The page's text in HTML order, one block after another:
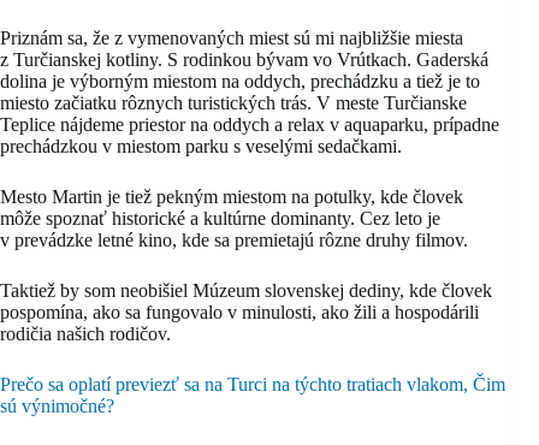
Priznám sa, že z vymenovaných miest sú mi najbližšie miesta
z Turčianskej kotliny. S rodinkou bývam vo Vrútkach. Gaderská
dolina je výborným miestom na oddych, prechádzku a tiež je to
miesto začiatku rôznych turistických trás. V meste Turčianske
Teplice nájdeme priestor na oddych a relax v aquaparku, prípadne
prechádzkou v miestom parku s veselými sedačkami.
Mesto Martin je tiež pekným miestom na potulky, kde človek
môže spoznať historické a kultúrne dominanty. Cez leto je
v prevádzke letné kino, kde sa premietajú rôzne druhy filmov.
Taktiež by som neobišiel Múzeum slovenskej dediny, kde človek
pospomína, ako sa fungovalo v minulosti, ako žili a hospodárili
rodičia našich rodičov.
Prečo sa oplatí previezť sa na Turci na týchto tratiach vlakom, Čim
sú výnimočné?